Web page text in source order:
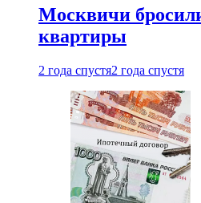
Москвичи
квартиры
2 года спустя2 года спустя